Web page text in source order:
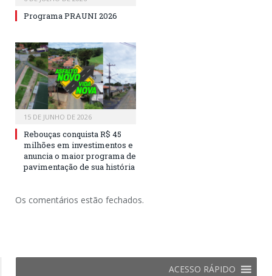
Programa PRAUNI 2026
15 DE JUNHO DE 2026
Rebouças conquista R$ 45
milhões em investimentos e
anuncia o maior programa de
pavimentação de sua história
Os comentários estão fechados.
ACESSO RÁPIDO